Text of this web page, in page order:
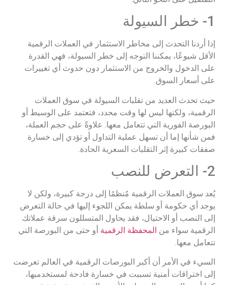
1- خطر السيولة
إذا أردنا التحدث إلى مخاطر الاستثمار في العملات الرقمية
الأقل شيوعًا، يمكننا التوجه إلى خطر السيولة، فهي القدرة
على الدخول والخروج من الاستثمار دون حدوث أي تغييرات
على أسعار السوق.
حيث تحدث العديد من تقلبات السيولة في سوق العملات
الرقمية، ولكنها ليس لها وقت محدد، فتعتمد على الوسيط أو
البورصة الفورية التي تتعامل معها. علاوةً على حجم العملة،
فمن شأنها إما أن تسهل عملية التداول أو تؤدي إلى خسارة
صفقات كبيرة إثر التقلبات السعرية الحادة.
2- التعرض للنصب
يُعد سوق العملات الرقمية مُنظمًا إلى درجة كبيرة، ولكن لا
يوجد أي حكومة أو سلطة يمكن اللجوء إليها في حالة التعرض
إلى النصب أو الاحتيال، فقد يحاول المتسللون سرقة عملاتك
الرقمية سواء من المحفظة الرقمية أو حتى من البورصة التي
تتعامل معها.
السيء في الأمر أن أكبر البورصات الرقمية في العالم تعرضت
إلى اختراقات أمنية تسببت في خسارة فادحة لمستخدميها،